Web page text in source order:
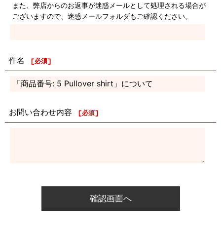
また、弊店からのお返事が迷惑メールとして処理される場合が
ございますので、迷惑メールフォルダもご確認ください。
件名 [必須]
お問い合わせ内容 [必須]
確認画面へ